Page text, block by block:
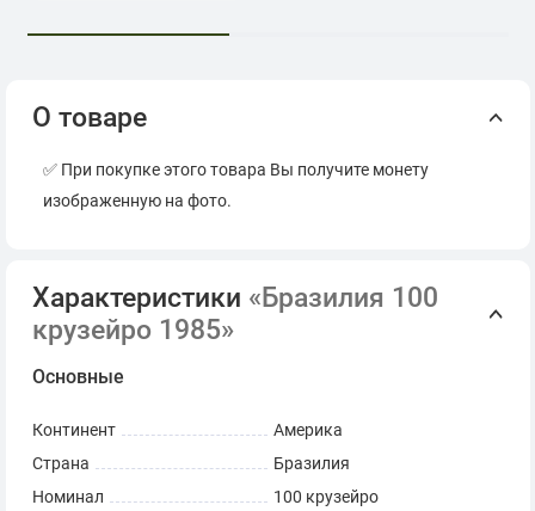
О товаре
✅ При покупке этого товара Вы получите монету
изображенную на фото.
Характеристики «Бразилия 100
крузейро 1985»
Основные
Континент
Америка
Страна
Бразилия
Номинал
100 крузейро